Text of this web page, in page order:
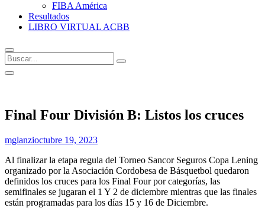
FIBA América
Resultados
LIBRO VIRTUAL ACBB
Buscar...
Final Four División B: Listos los cruces
mglanzioctubre 19, 2023
Al finalizar la etapa regula del Torneo Sancor Seguros Copa Lening
organizado por la Asociación Cordobesa de Básquetbol quedaron
definidos los cruces para los Final Four por categorías, las
semifinales se jugaran el 1 Y 2 de diciembre mientras que las finales
están programadas para los días 15 y 16 de Diciembre.